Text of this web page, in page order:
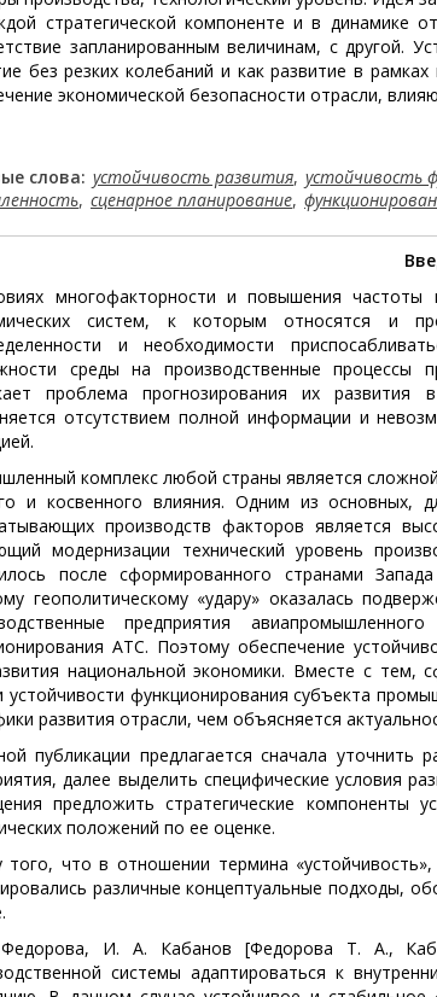
стратегической компоненте и в динамике
запланированным величинам, с другой.
без резких колебаний и как развитие в
экономической безопасности отрасли,
слова: устойчивость развития, устойчивость
, сценарное планирование,
многофакторности и повышения
систем, к которым относятся и
и необходимости
среды на производственные процессы
проблема прогнозирования их развития
отсутствием полной информации и
комплекс любой страны является
и косвенного влияния. Одним из основных,
производств факторов является
модернизации технический уровень
после сформированного странами
геополитическому «удару» оказалась
предприятия
АТС. Поэтому обеспечение
национальной экономики. Вместе с
устойчивости функционирования субъекта
развития отрасли, чем объясняется
публикации предлагается сначала уточнить
далее выделить специфические условия
предложить стратегические компоненты
положений по ее оценке.
того, что в отношении термина
различные концептуальные подходы,
И. А. Кабанов [Федорова Т. А.,
системы адаптироваться к